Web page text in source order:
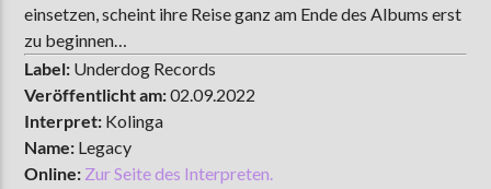
einsetzen, scheint ihre Reise ganz am Ende des Albums erst
zu beginnen…
Label: Underdog Records
Veröffentlicht am:02.09.2022
Interpret: Kolinga
Name: Legacy
Online: Zur Seite des Interpreten.